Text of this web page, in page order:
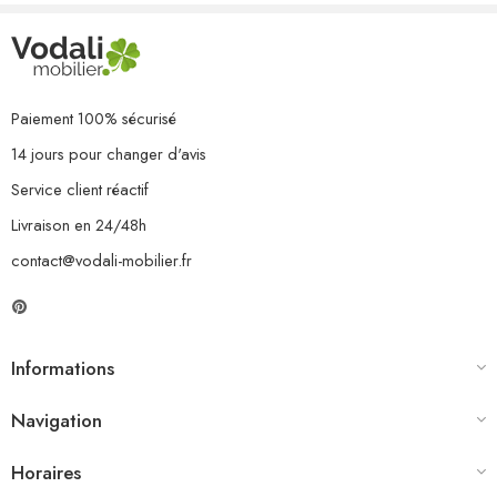
12 x coussin de dossier
Paiement 100% sécurisé
14 jours pour changer d'avis
Service client réactif
Livraison en 24/48h
contact@vodali-mobilier.fr
Informations
Navigation
Horaires